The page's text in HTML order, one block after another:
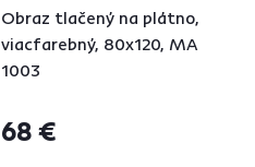
Obraz tlačený na plátno,
viacfarebný, 80x120, MA
1003
68 €